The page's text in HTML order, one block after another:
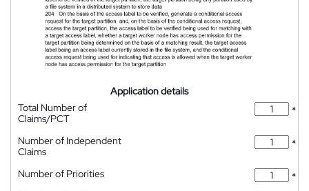
Application details
Total Number of
Claims/PCT
*
Number of Independent
Claims
*
Number of Priorities
*